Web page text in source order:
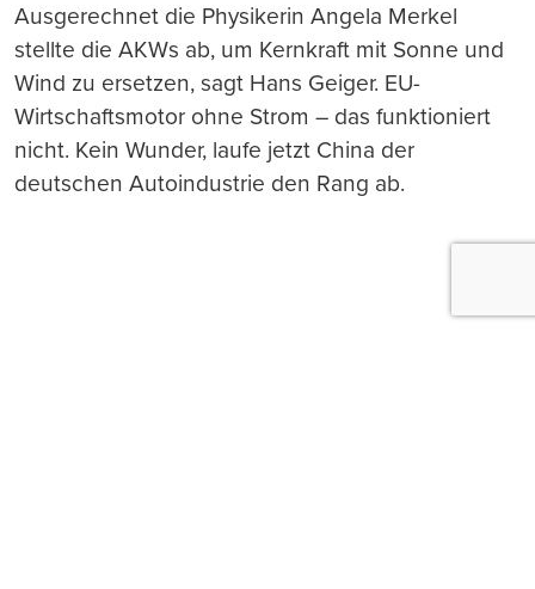
Ausgerechnet die Physikerin Angela Merkel
stellte die AKWs ab, um Kernkraft mit Sonne und
Wind zu ersetzen, sagt Hans Geiger. EU-
Wirtschaftsmotor ohne Strom – das funktioniert
nicht. Kein Wunder, laufe jetzt China der
deutschen Autoindustrie den Rang ab.